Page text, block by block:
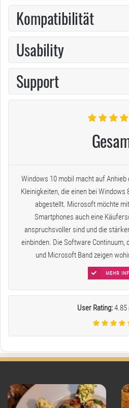
Kompatibilität
Usability
Support
Windows 10 mobil macht auf
Kleinigkeiten, die einen bei Windows
abgestellt. Microsoft möchte mit den neuen Lumia 950
Smartphones auch eine
anspruchsvoller sind und die
einbinden. Die Software
und Microsoft Band zeigen
MEHR
User Rating:4.85